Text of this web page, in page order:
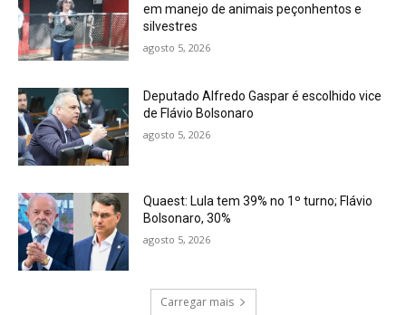
em manejo de animais peçonhentos e
silvestres
agosto 5, 2026
Deputado Alfredo Gaspar é escolhido vice
de Flávio Bolsonaro
agosto 5, 2026
Quaest: Lula tem 39% no 1º turno; Flávio
Bolsonaro, 30%
agosto 5, 2026
Carregar mais